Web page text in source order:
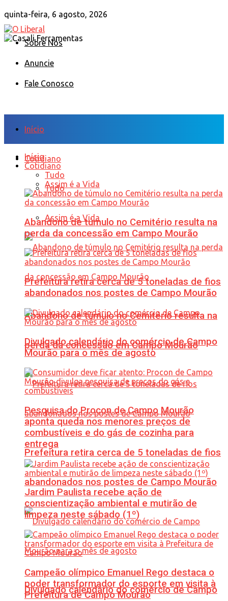
quinta-feira, 6 agosto, 2026
Sobre Nós
Anuncie
Fale Conosco
Início
Cotidiano
Tudo
Assim é a Vida
Abandono de túmulo no Cemitério resulta na
perda da concessão em Campo Mourão
Prefeitura retira cerca de 5 toneladas de fios
abandonados nos postes de Campo Mourão
Divulgado calendário do comércio de Campo
Início
Cotidiano
Tudo
Assim é a Vida
Abandono de túmulo no Cemitério resulta na
perda da concessão em Campo Mourão
Prefeitura retira cerca de 5 toneladas de fios
abandonados nos postes de Campo Mourão
Divulgado calendário do comércio de Campo
Mourão para o mês de agosto
Pesquisa do Procon de Campo Mourão
aponta queda nos menores preços de
combustíveis e do gás de cozinha para
entrega
Jardim Paulista recebe ação de
conscientização ambiental e mutirão de
limpeza neste sábado (1º)
Campeão olímpico Emanuel Rego destaca o
poder transformador do esporte em visita à
Prefeitura de Campo Mourão